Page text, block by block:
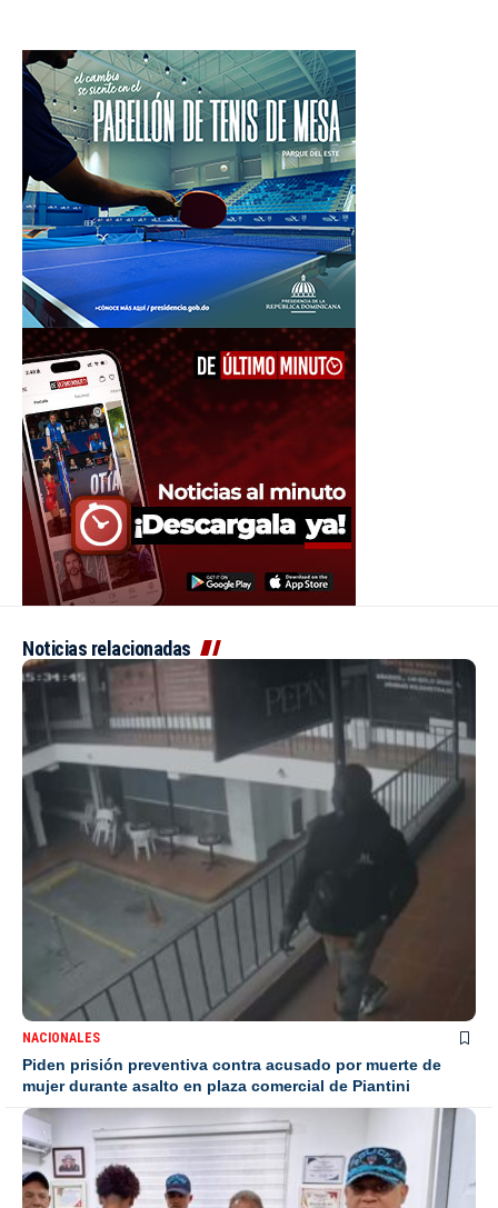
Noticias relacionadas
NACIONALES
Piden prisión preventiva contra acusado por muerte de
mujer durante asalto en plaza comercial de Piantini